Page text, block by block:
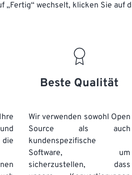
„Fertig“ wechselt, klicken Sie auf
Beste Qualität
Wir verwenden sowohl Open
Source als auch
kundenspezifische
Software, um
sicherzustellen, dass